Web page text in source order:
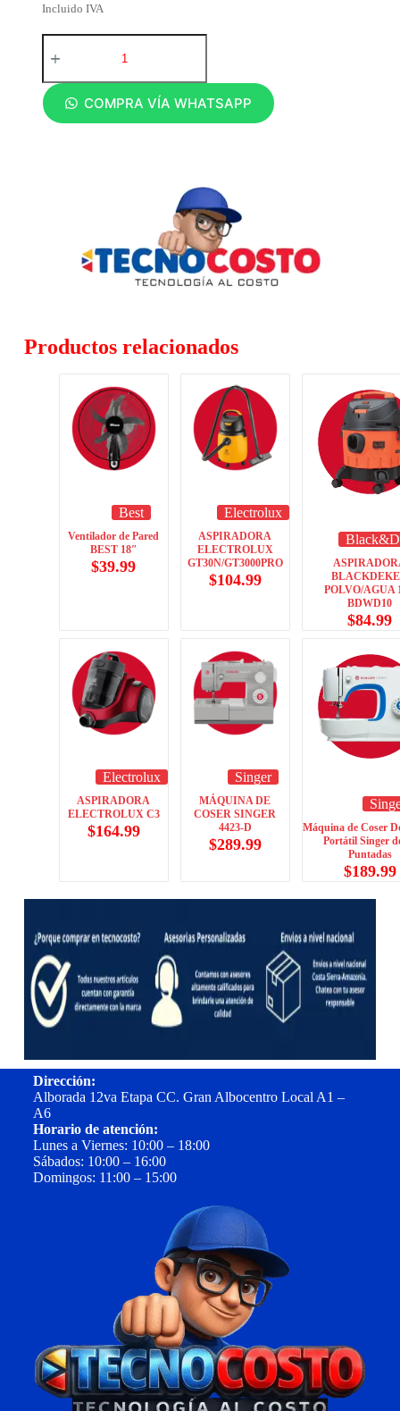
Incluido IVA
COMPRA VÍA WHATSAPP
Productos relacionados
Best
Ventilador de Pared
BEST 18″
$39.99
Electrolux
ASPIRADORA
ELECTROLUX
GT30N/GT3000PRO
$104.99
POLVO/AGUA
BDWD10
$84.99
Electrolux
ASPIRADORA
ELECTROLUX C3
$164.99
Singer
MÁQUINA DE
COSER SINGER
4423-D
$289.99
Máquina de Coser
Portátil Singer
Puntadas
$189.99
Dirección:
Alborada 12va Etapa CC. Gran Albocentro Local A1 –
A6
Horario de atención:
Lunes a Viernes: 10:00 – 18:00
Sábados: 10:00 – 16:00
Domingos: 11:00 – 15:00